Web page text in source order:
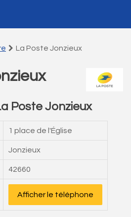
La Poste Jonzieux
Poste Jonzieux
1 place de l'Église
Jonzieux
42660
Afficher le téléphone